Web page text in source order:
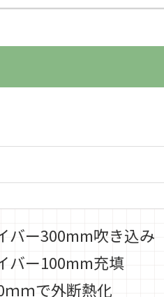
バー300mm吹き込み
バー100mm充填
で外断熱化